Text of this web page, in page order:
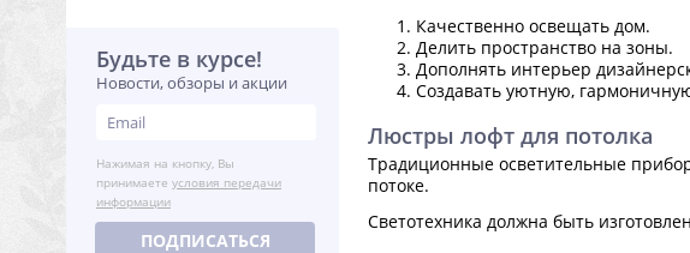
Будьте в курсе!
Новости, обзоры и акции
Нажимая на кнопку, Вы
принимаете условия передачи
информации
ПОДПИСАТЬСЯ
Качественно освещать дом.
Делить пространство на зоны.
Дополнять интерьер
Создавать уютную,
Люстры лофт для потолка
Традиционные осветительные
потоке.
Светотехника должна быть